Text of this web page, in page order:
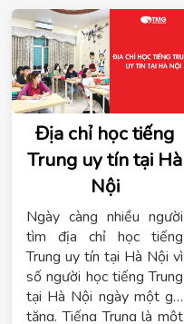
Địa chỉ học tiếng
Trung uy tín tại Hà
Nội
Ngày càng nhiều người
tìm địa chỉ học tiếng
Trung uy tín tại Hà Nội vì
số người học tiếng Trung
tại Hà Nội ngày một gia
tăng. Tiếng Trung là một